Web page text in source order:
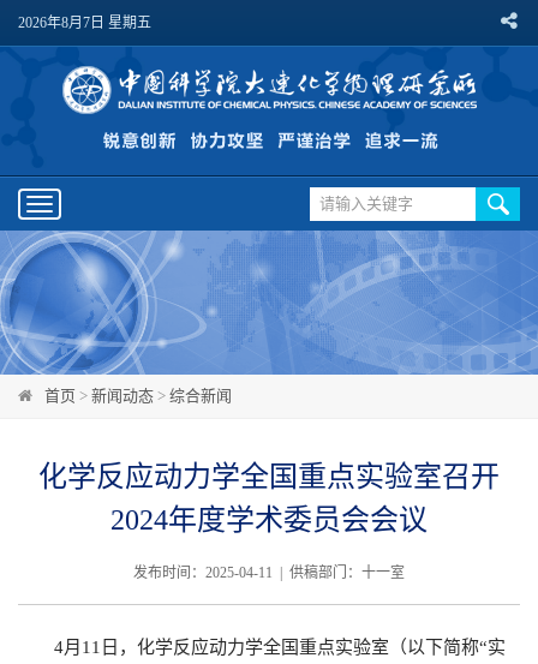
2026年8月7日 星期五
Toggle
navigation
首页 > 新闻动态 > 综合新闻
化学反应动力学全国重点实验室召开
2024年度学术委员会会议
发布时间：2025-04-11 | 供稿部门：十一室
4月11日，化学反应动力学全国重点实验室（以下简称“实